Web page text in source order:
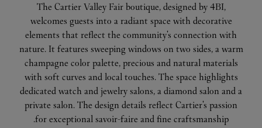
The Cartier Valley Fair boutique, designed by 4BI,
welcomes guests into a radiant space with decorative
elements that reflect the community's connection with
nature. It features sweeping windows on two sides, a warm
champagne color palette, precious and natural materials
with soft curves and local touches. The space highlights
dedicated watch and jewelry salons, a diamond salon and a
private salon. The design details reflect Cartier's passion
for exceptional savoir-faire and fine craftsmanship.